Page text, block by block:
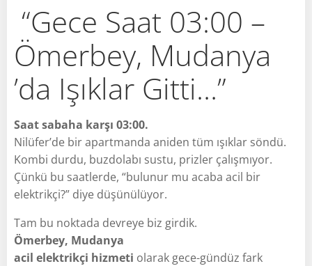
“Gece Saat 03:00 –
Ömerbey, Mudanya
’da Işıklar Gitti…”
Saat sabaha karşı 03:00.
Nilüfer’de bir apartmanda aniden tüm ışıklar söndü.
Kombi durdu, buzdolabı sustu, prizler çalışmıyor.
Çünkü bu saatlerde, “bulunur mu acaba acil bir
elektrikçi?” diye düşünülüyor.
Tam bu noktada devreye biz girdik.
Ömerbey, Mudanya
acil elektrikçi hizmeti olarak gece-gündüz fark